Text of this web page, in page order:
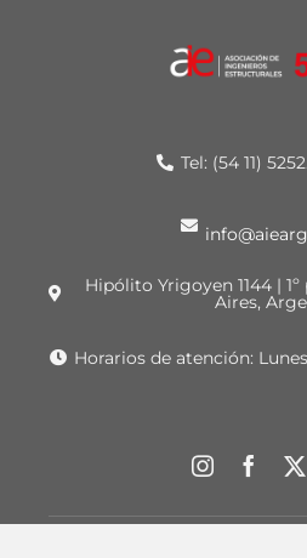
Tel: (54 11)
Hipólito Yrigoyen 1144 |
Aires,
Horarios de atención: